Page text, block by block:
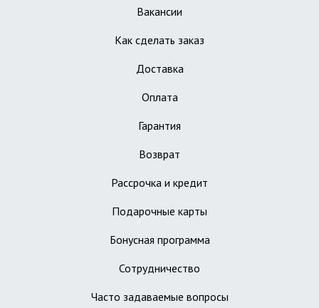
Вакансии
Как сделать заказ
Доставка
Оплата
Гарантия
Возврат
Рассрочка и кредит
Подарочные карты
Бонусная программа
Сотрудничество
Часто задаваемые вопросы